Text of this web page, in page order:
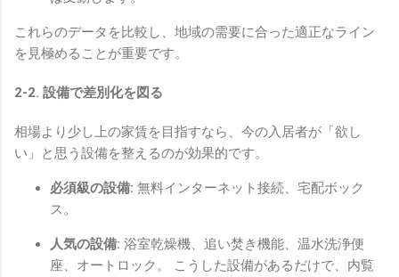
これらのデータを比較し、地域の需要に合った適正なライン
を見極めることが重要です。
2-2. 設備で差別化を図る
相場より少し上の家賃を目指すなら、今の入居者が「欲し
い」と思う設備を整えるのが効果的です。
必須級の設備: 無料インターネット接続、宅配ボック
ス。
人気の設備: 浴室乾燥機、追い焚き機能、温水洗浄便
座、オートロック。 こうした設備があるだけで、内覧